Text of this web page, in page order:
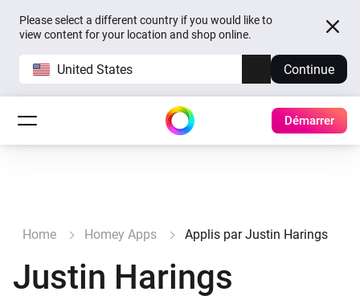
Please select a different country if you would like to
view content for your location and shop online.
United States Continue
Démarrer
Home Homey Apps Applis par Justin Harings
Justin Harings